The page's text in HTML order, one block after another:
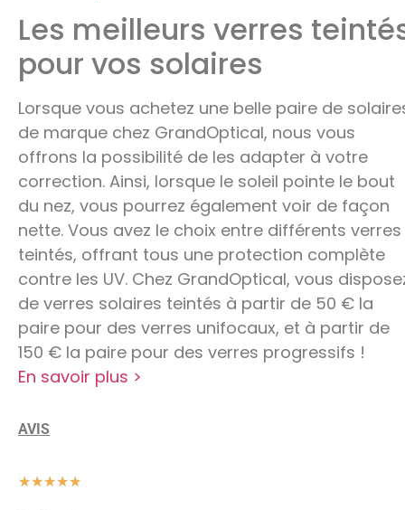
Les meilleurs verres
pour vos solaires
Lorsque vous achetez une belle paire de
de marque chez GrandOptical, nous vous
offrons la possibilité de les adapter à votre
correction. Ainsi, lorsque le soleil pointe le bout
du nez, vous pourrez également voir de façon
nette. Vous avez le choix entre différents verres
teintés, offrant tous une protection complète
contre les UV. Chez GrandOptical, vous
de verres solaires teintés à partir de 50 € la
paire pour des verres unifocaux, et à partir de
150 € la paire pour des verres progressifs !
En savoir plus >
AVIS
★★★★★